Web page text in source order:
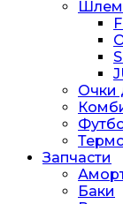
Очки
Запчасти
Баки